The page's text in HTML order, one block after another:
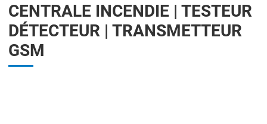
CENTRALE INCENDIE | TESTEUR
DÉTECTEUR | TRANSMETTEUR
GSM